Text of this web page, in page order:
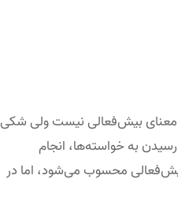
معنای بیش‌فعالی نیست ولی شکی
به خواسته‌ها، انجام
محسوب می‌شود، اما در